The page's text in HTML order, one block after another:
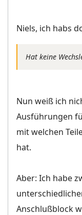
Niels, ich habs
Hat keine
Nun weiß ich
Ausführungen
mit welchen
hat.
Aber: Ich habe
Anschlußblock